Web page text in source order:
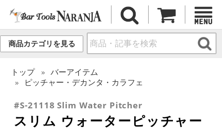
商品カテゴリを見る
トップ
バーアイテム
ピッチャー・デカンタ・カラフェ
#S-21118 Slim Water Pitcher
スリム ウォーターピッチャー